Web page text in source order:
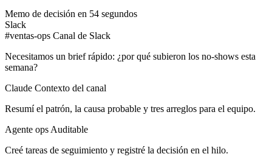
Memo de decisión en 54 segundos
Slack
#ventas-ops Canal de Slack
Necesitamos un brief rápido: ¿por qué subieron los no-shows esta
semana?
Claude Contexto del canal
Resumí el patrón, la causa probable y tres arreglos para el equipo.
Agente ops Auditable
Creé tareas de seguimiento y registré la decisión en el hilo.